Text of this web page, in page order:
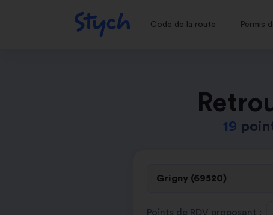
Code de la route Permis
19
Points de RDV proposant :